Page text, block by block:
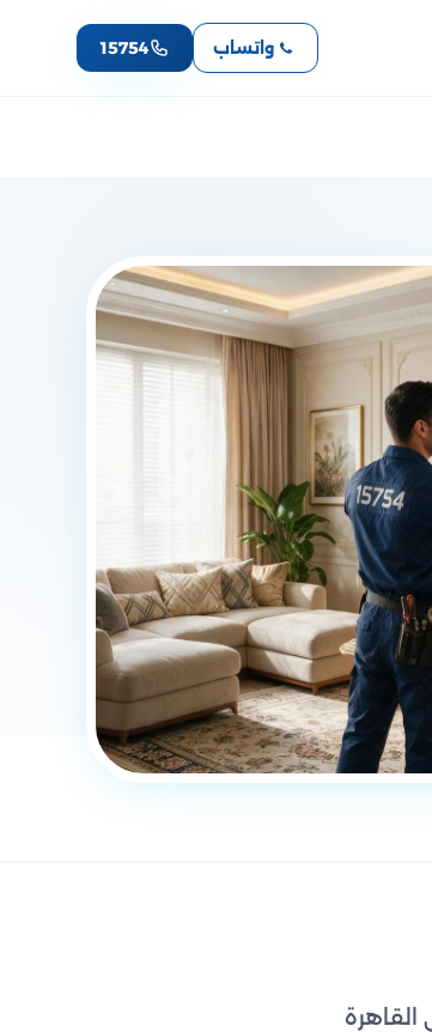
واتساب 15754
القاهرة